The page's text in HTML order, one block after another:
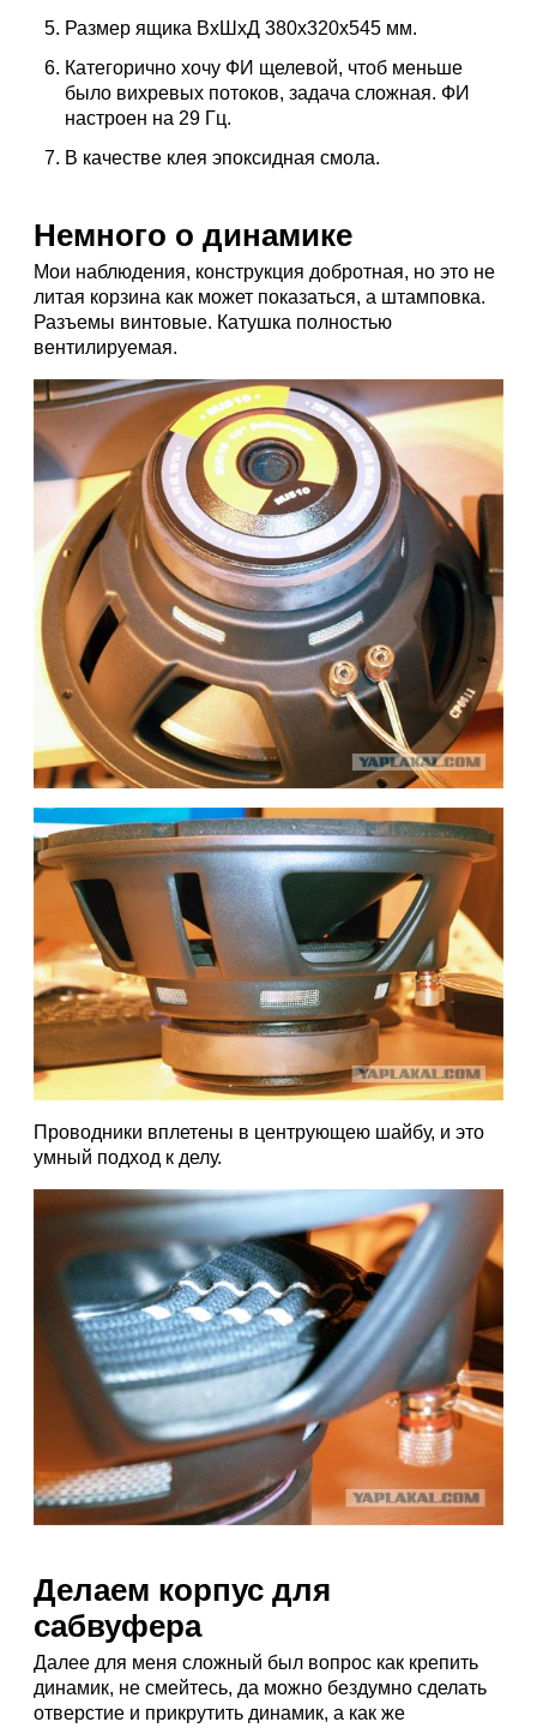
Размер ящика ВхШхД 380х320х545 мм.
Категорично хочу ФИ щелевой, чтоб меньше
было вихревых потоков, задача сложная. ФИ
настроен на 29 Гц.
В качестве клея эпоксидная смола.
Немного о динамике
Мои наблюдения, конструкция добротная, но это не
литая корзина как может показаться, а штамповка.
Разъемы винтовые. Катушка полностью
вентилируемая.
Проводники вплетены в центрующею шайбу, и это
умный подход к делу.
Делаем корпус для
сабвуфера
Далее для меня сложный был вопрос как крепить
динамик, не смейтесь, да можно бездумно сделать
отверстие и прикрутить динамик, а как же